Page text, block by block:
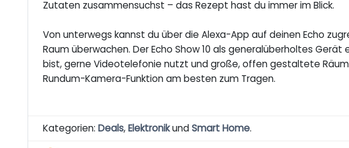
Zutaten zusammensuchst – das Rezept hast du immer im Blick.
Von unterwegs kannst du über die Alexa-App auf deinen Echo
Raum überwachen. Der Echo Show 10 als generalüberholtes
bist, gerne Videotelefonie nutzt und große, offen gestaltete
Rundum-Kamera-Funktion am besten zum Tragen.
Kategorien:Deals,ElektronikundSmart Home.